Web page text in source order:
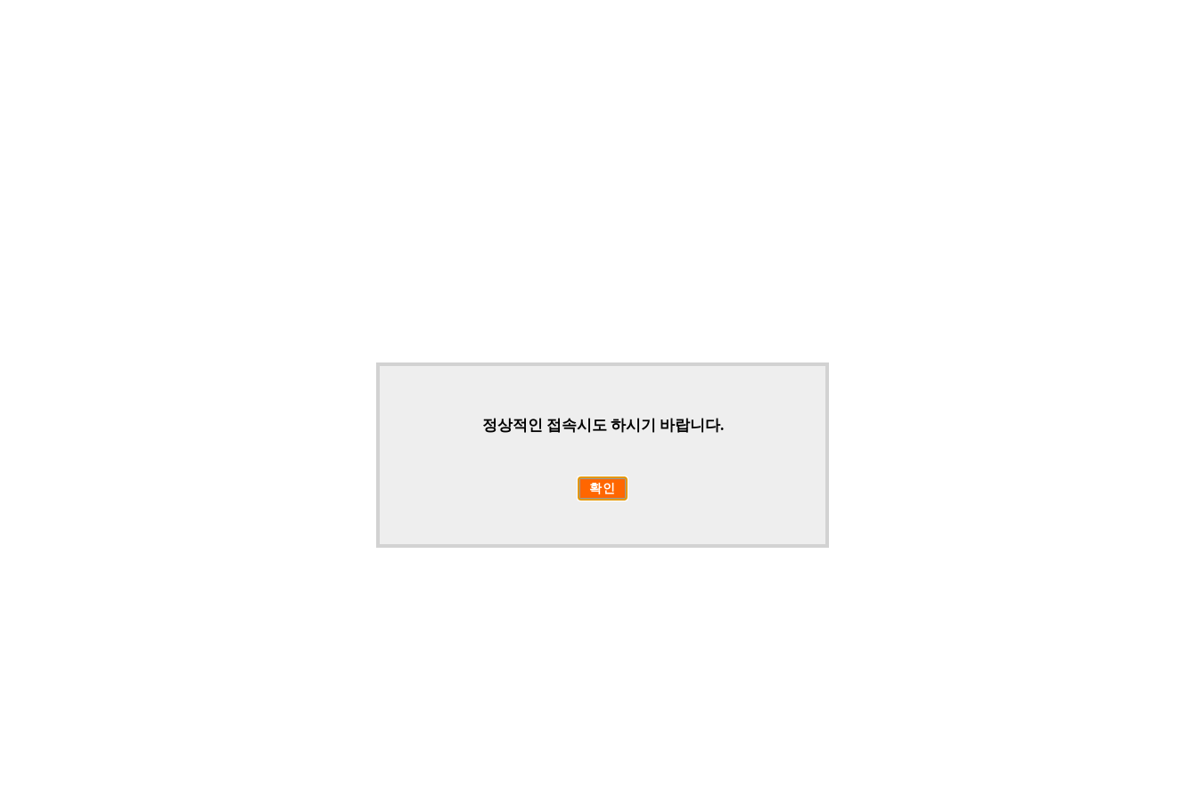
정상적인 접속시도 하시기 바랍니다.
확인